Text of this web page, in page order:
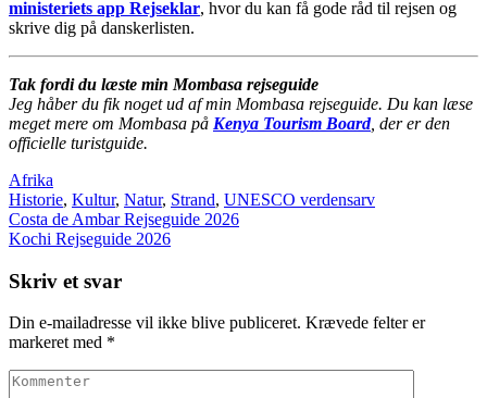
ministeriets app Rejseklar, hvor du kan få gode råd til rejsen og
skrive dig på danskerlisten.
Tak fordi du læste min Mombasa rejseguide
Jeg håber du fik noget ud af min Mombasa rejseguide. Du kan læse
meget mere om Mombasa på Kenya Tourism Board, der er den
officielle turistguide.
Afrika
Historie, Kultur, Natur, Strand, UNESCO verdensarv
Indlægsnavigation
Costa de Ambar Rejseguide 2026
Kochi Rejseguide 2026
Skriv et svar
Din e-mailadresse vil ikke blive publiceret. Krævede felter er
markeret med *
Kommenter